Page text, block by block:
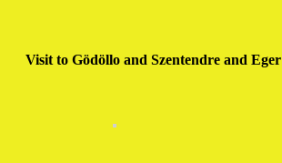
Visit to Gödöllo and Szentendre and Eger